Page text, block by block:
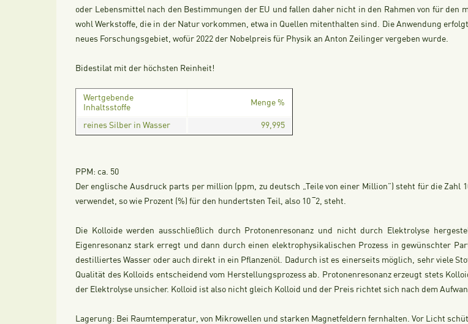
oder Lebensmittel nach den Bestimmungen der EU und fallen daher nicht in den Rahmen von für
wohl Werkstoffe, die in der Natur vorkommen, etwa in Quellen mitenthalten sind. Die Anwendung
neues Forschungsgebiet, wofür 2022 der Nobelpreis für Physik an Anton Zeilinger vergeben wurde.
Bidestilat mit der höchsten Reinheit!
Wertgebende
Inhaltsstoffe
Menge %
reines Silber in Wasser 99,995
PPM: ca. 50
Der englische Ausdruck parts per million (ppm, zu deutsch „Teile von einer Million”) steht für die
verwendet, so wie Prozent (%) für den hundertsten Teil, also 10 ‾2, steht.
Die Kolloide werden ausschließlich durch Protonenresonanz und nicht durch Elektrolyse
Eigenresonanz stark erregt und dann durch einen elektrophysikalischen Prozess in gewünschter
destilliertes Wasser oder auch direkt in ein Pflanzenöl. Dadurch ist es einerseits möglich, sehr viele
Qualität des Kolloids entscheidend vom Herstellungsprozess ab. Protonenresonanz erzeugt stets
der Elektrolyse unsicher. Kolloid ist also nicht gleich Kolloid und der Preis richtet sich nach dem
Lagerung: Bei Raumtemperatur, von Mikrowellen und starken Magnetfeldern fernhalten. Vor Licht